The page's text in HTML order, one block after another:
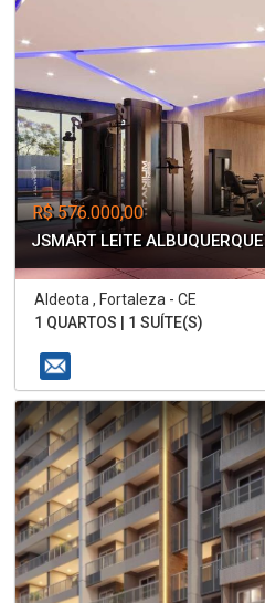
R$ 576.000,00
JSMART LEITE ALBUQUERQUE
Aldeota , Fortaleza - CE
1 QUARTOS | 1 SUÍTE(S)